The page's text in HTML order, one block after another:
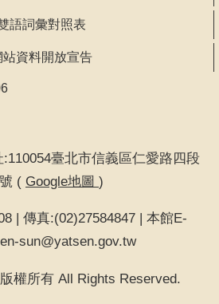
語詞彙對照表
站資料開放宣告
臺北市信義區仁愛路四段
( Google地圖 )
| 傳真:(02)27584847 | 本館E-
sun@yatsen.gov.tw
權所有 All Rights Reserved.